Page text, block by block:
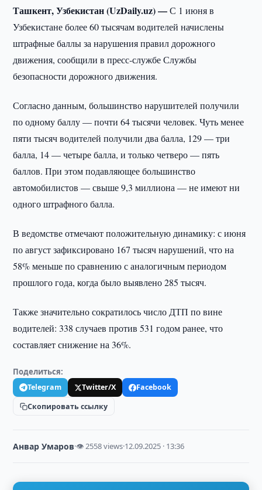
Ташкент, Узбекистан (UzDaily.uz) —С 1 июня в
Узбекистане более 60 тысячам водителей начислены
штрафные баллы за нарушения правил дорожного
движения, сообщили в пресс-службе Службы
безопасности дорожного движения.
Согласно данным, большинство нарушителей получили
по одному баллу — почти 64 тысячи человек. Чуть менее
пяти тысяч водителей получили два балла, 129 — три
балла, 14 — четыре балла, и только четверо — пять
баллов. При этом подавляющее большинство
автомобилистов — свыше 9,3 миллиона — не имеют ни
одного штрафного балла.
В ведомстве отмечают положительную динамику: с июня
по август зафиксировано 167 тысяч нарушений, что на
58% меньше по сравнению с аналогичным периодом
прошлого года, когда было выявлено 285 тысяч.
Также значительно сократилось число ДТП по вине
водителей: 338 случаев против 531 годом ранее, что
составляет снижение на 36%.
Поделиться:
Telegram Twitter/X
Facebook
Скопировать ссылку
Анвар Умаров·👁 2558 views·12.09.2025 · 13:36